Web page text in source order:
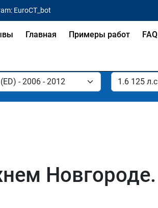
EuroCT_bot
Главная Примеры работ FAQ
Новгороде.